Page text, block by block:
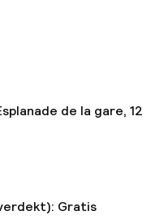
kinderen
de la gare, 12
Gratis